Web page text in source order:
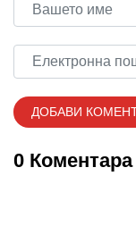
0 Коментара